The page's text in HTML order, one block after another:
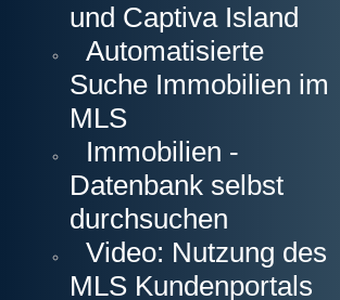
und Captiva Island
Automatisierte
Suche Immobilien im
MLS
Immobilien -
Datenbank selbst
durchsuchen
Video: Nutzung des
MLS Kundenportals
Dieser umfasst mindestens einen Grundriss,
einen Site Plan, auf dem Sie die Lage
Grundstück sehen können. Auf einem
Fuss Breite haben Sie eine maximal
Fuss zur Verfügung. Sollten Sie
Grundstück kaufen, haben Sie mehr
Dimensionen des Hauses.